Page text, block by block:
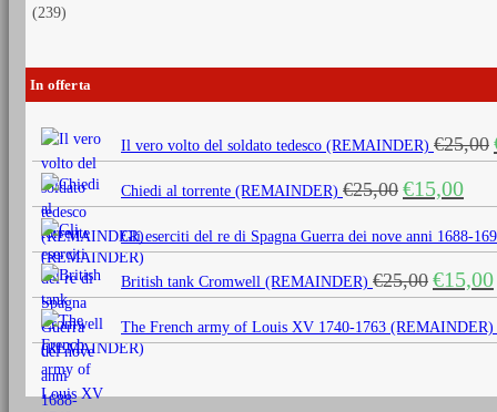
(239)
In offerta
Il vero volto del soldato tedesco (REMAINDER) €25,00
Chiedi al torrente (REMAINDER) €25,00 Il
prezzo
originale
era:
€25,00.
€15,00
è:
Gli eserciti del re di Spagna Guerra dei nove anni 1688-
British tank Cromwell (REMAINDER) €25,00 Il
prezzo
originale
era:
€15,00
The French army of Louis XV 1740-1763 (REMAINDER)